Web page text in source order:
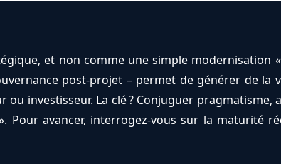
et non comme une simple modernisation
post-projet – permet de générer de la
ou investisseur. La clé ? Conjuguer pragmatisme,
avancer, interrogez-vous sur la maturité